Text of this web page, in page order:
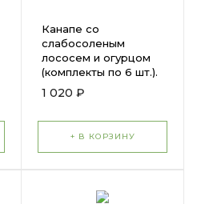
Канапе со
слабосоленым
лососем и огурцом
(комплекты по 6 шт.).
Вес 6 шт. = 150г
1 020 ₽
+ В КОРЗИНУ